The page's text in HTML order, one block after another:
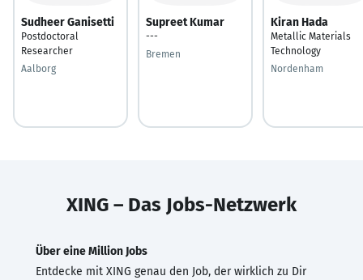
Sudheer Ganisetti
Postdoctoral
Researcher
Aalborg
Supreet Kumar
---
Bremen
Kiran Hada
Metallic Materials
Technology
Nordenham
XING – Das Jobs-Netzwerk
Über eine Million Jobs
Entdecke mit XING genau den Job, der wirklich zu Dir